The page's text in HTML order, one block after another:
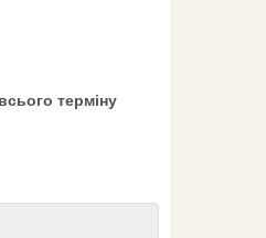
терміну